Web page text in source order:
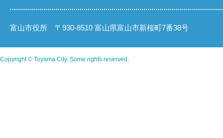
富山市役所 〒930-8510 富山県富山市新桜町7番38号
Copyright © Toyama City. Some rights reserved.